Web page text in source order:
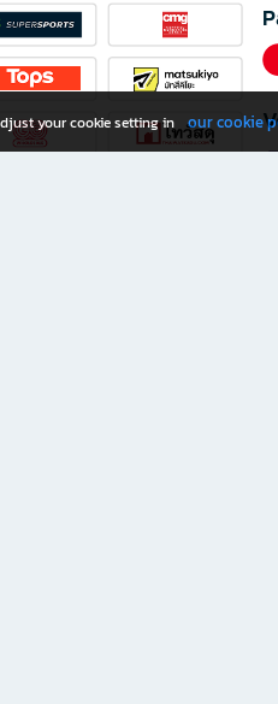
your cookie setting in our cookie